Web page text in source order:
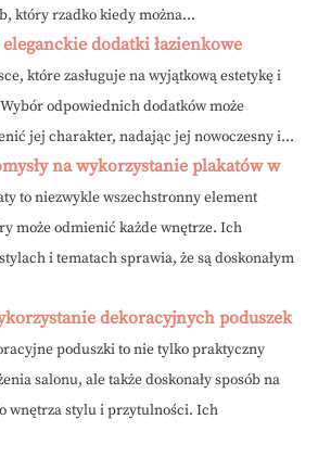
który rzadko kiedy można...
dodatki łazienkowe
które zasługuje na wyjątkową estetykę i
odpowiednich dodatków może
jej charakter, nadając jej nowoczesny i...
na wykorzystanie plakatów w
to niezwykle wszechstronny element
może odmienić każde wnętrze. Ich
i tematach sprawia, że są doskonałym
dekoracyjnych poduszek
poduszki to nie tylko praktyczny
salonu, ale także doskonały sposób na
wnętrza stylu i przytulności. Ich